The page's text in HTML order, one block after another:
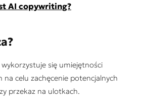
AI copywriting?
się umiejętności
celu zachęcenie potencjalnych
przekaz na ulotkach.